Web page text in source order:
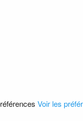
Voir les